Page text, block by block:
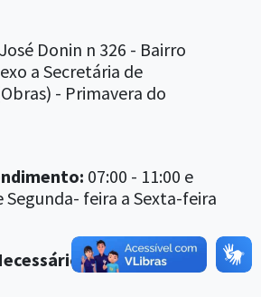
Donin n 326 - Bairro
a Secretária de
- Primavera do
07:00 - 11:00 e
Segunda- feira a Sexta-feira
para